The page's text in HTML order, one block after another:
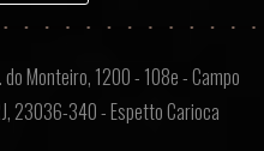
do Monteiro, 1200 - 108e - Campo
23036-340 - Espetto Carioca